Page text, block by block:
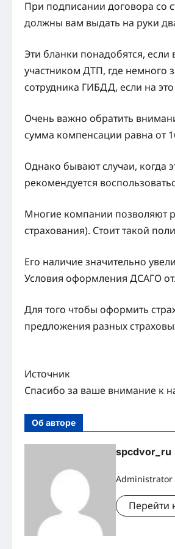
При подписании договора со
должны вам выдать на руки
Эти бланки понадобятся,
участником ДТП, где немного
сотрудника ГИБДД, если на
Очень важно обратить
сумма компенсации равна от
Однако бывают случаи, когда
рекомендуется
Многие компании позволяют
страхования). Стоит такой
Его наличие значительно
Условия оформления ДСАГО
Для того чтобы оформить
предложения разных
Источник
Спасибо за ваше внимание к
Об авторе
spcdvor_ru
Administrator
Перейти